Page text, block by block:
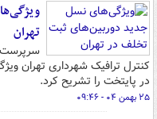
تهران
کنترل ترافیک شهرداری تهران
در پایتخت را تشریح کرد.
۲۵ بهمن ۰۴ - ۰۹:۴۶